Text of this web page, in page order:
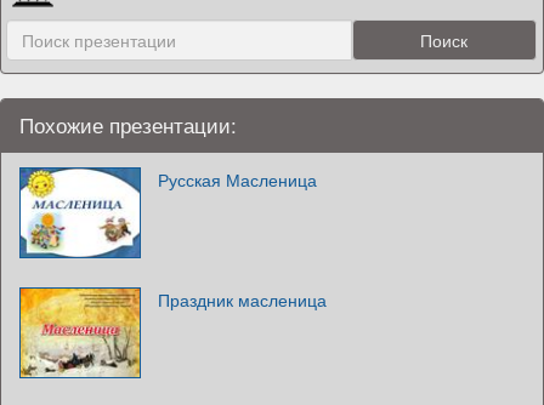
Похожие презентации:
Русская Масленица
Праздник масленица